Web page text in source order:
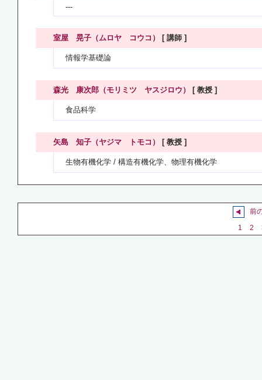
---
室屋 晃子（ムロヤ コウコ） [ 講師 ]
情報学基礎論
森光 康次郎（モリミツ ヤスジロウ） [ 教授 ]
食品科学
矢島 知子（ヤジマ トモコ） [ 教授 ]
生物有機化学 / 構造有機化学、物理有機化学
前
1
2